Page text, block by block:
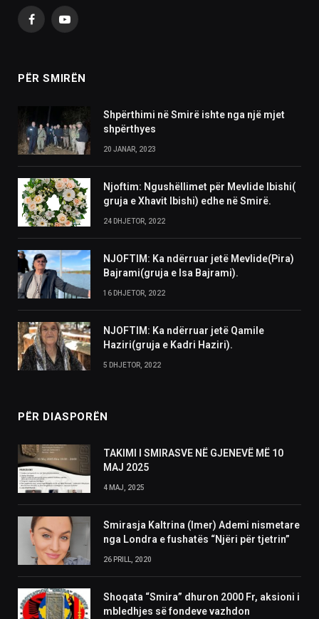
FacebookYouTube
PËR SMIRËN
Shpërthimi në Smirë ishte nga një mjet
shpërthyes
20 JANAR, 2023
Njoftim: Ngushëllimet për Mevlide Ibishi(
gruja e Xhavit Ibishi) edhe në Smirë.
24 DHJETOR, 2022
NJOFTIM: Ka ndërruar jetë Mevlide(Pira)
Bajrami(gruja e Isa Bajrami).
16 DHJETOR, 2022
NJOFTIM: Ka ndërruar jetë Qamile
Haziri(gruja e Kadri Haziri).
5 DHJETOR, 2022
PËR DIASPORËN
TAKIMI I SMIRASVE NË GJENEVË MË 10
MAJ 2025
4 MAJ, 2025
Smirasja Kaltrina (Imer) Ademi nismetare
nga Londra e fushatës “Njëri për tjetrin”
26 PRILL, 2020
Shoqata “Smira” dhuron 2000 Fr, aksioni i
mbledhjes së fondeve vazhdon